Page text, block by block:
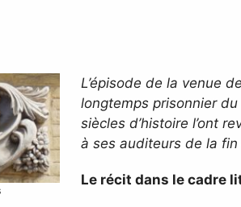
L’épisode de la venue
longtemps prisonnier
siècles d’histoire l’ont
à ses auditeurs de la
Le récit dans le cadre